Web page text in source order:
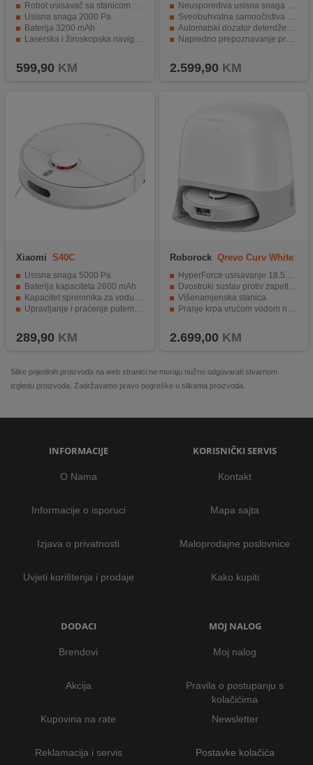
Robot usisavač sa stanicom za pražnjenje
Usisna snaga 2000 Pa
Baterija 3200 mAh
Laserska i žiroskopska navigacija
599,90 KM
Neusporediva usisna snaga od 10.000 Pa
Sveobuhvatna samoočistiva priključna stanica
Automatski dozator deterdženta i automatsko pražnjenje prašine
Napredno prepoznavanje prepreka
2.599,90 KM
Xiaomi S40C
Usisna snaga 5000 Pa
Baterija kapaciteta 2600 mAh
Kapacitet spremnika za vodu/prašinu - 260/520 ml
Upravljanje i praćenje putem aplikacije
289,90 KM
Roborock Qrevo Curv White
HyperForce usisavanje 18.500 Pa
Dvostruki sustav protiv zapetljavanja
Višenamjenska stanica
Pranje krpa vrućom vodom na 75°C; Sušenje toplim zrakom
2.699,00 KM
Slike pojedinih proizvoda na web stranici ne moraju nužno odgovarati stvarnom
izgledu proizvoda. Zadržavamo pravo pogreške u slikama proizvoda.
INFORMACIJE
O Nama
Informacije o isporuci
Izjava o privatnosti
Uvjeti korištenja i prodaje
KORISNIČKI SERVIS
Kontakt
Mapa sajta
Maloprodajne poslovnice
Kako kupiti
DODACI
Brendovi
Akcija
Kupovina na rate
Reklamacija i servis
MOJ NALOG
Moj nalog
Pravila o postupanju s
kolačićima
Newsletter
Postavke kolačića